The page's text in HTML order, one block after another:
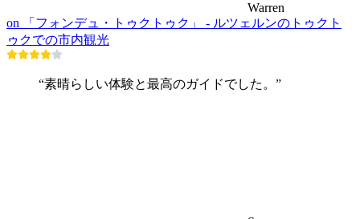
Warren
on 「フォンデュ・トゥクトゥク」 - ルツェルンのトゥクト
ゥクでの市内観光
“素晴らしい体験と最高のガイドでした。”